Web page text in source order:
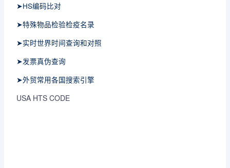
➤HS编码比对
➤特殊物品检验检疫名录
➤实时世界时间查询和对照
➤发票真伪查询
➤外贸常用各国搜索引擎
USA HTS CODE